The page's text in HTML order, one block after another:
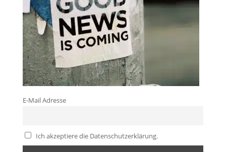
E-Mail Adresse
Ich akzeptiere die Datenschutzerklärung.